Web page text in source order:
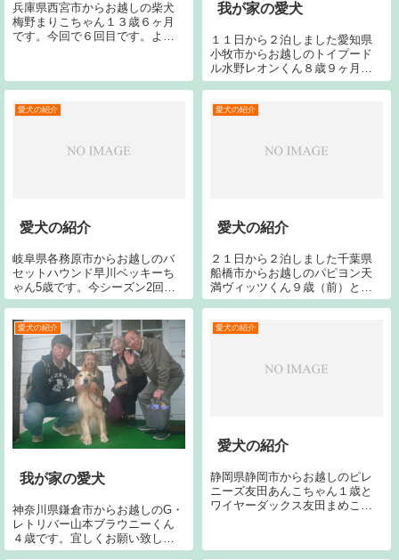
兵庫県西宮市からお越しの柴犬
梅野まりこちゃん１３歳６ヶ月
です。今回で６回目です。よろ
今津アンディくん８歳４ヶ月で
す。今回で１８回目です。宜し
くお願いします。茨城県水戸市
我が家の愛犬
１１日から２泊しました愛知県
小牧市からお越しのトイプード
ル水野レオンくん８歳９ヶ月で
す。今回で１８回目です。宜し
愛犬の紹介
愛犬の紹介
岐阜県各務原市からお越しのバ
セットハウンド早川ベッキーち
ゃん5歳です。今シーズン2回目
です。今回で17回目です。宜し
米市からお越しのトイプードル
宮入ジョイちゃん7歳です。宜し
くお願いします。
愛犬の紹介
愛犬の紹介
２１日から２泊しました千葉県
船橋市からお越しのパピヨン天
満ヴィッツくん９歳（前）と同
じく天満ピースケくん９歳
す。宜しくお願いします。２１
橋マリちゃん３歳です...
愛犬の紹介
我が家の愛犬
神奈川県鎌倉市からお越しのG・
レトリバー山本ブラウニーくん
４歳です。宜しくお願い致しま
す。
愛犬の紹介
愛犬の紹介
静岡県静岡市からお越しのピレ
ニーズ友田あんこちゃん１歳と
ワイヤーダックス友田まめこち